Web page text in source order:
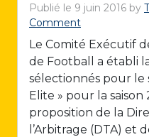
Publié le 9 juin 2016 by
Comment
Le Comité Exécutif
de Football a établi
sélectionnés pour le
Elite » pour la saison
proposition de la
l’Arbitrage (DTA) et